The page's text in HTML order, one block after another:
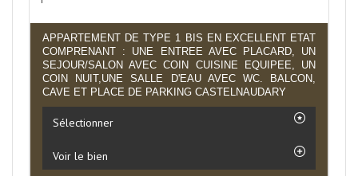
APPARTEMENT DE TYPE 1 BIS EN EXCELLENT ETAT
COMPRENANT : UNE ENTREE AVEC PLACARD, UN
SEJOUR/SALON AVEC COIN CUISINE EQUIPEE, UN
COIN NUIT,UNE SALLE D'EAU AVEC WC. BALCON,
CAVE ET PLACE DE PARKING CASTELNAUDARY
Sélectionner
Voir le bien